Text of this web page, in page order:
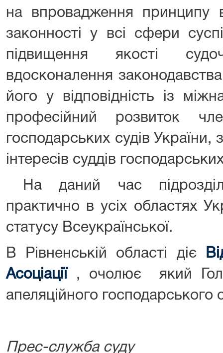
на впровадження принципу
законності у всі сфери
підвищення якості
вдосконалення
його у відповідність із
професійний розвиток
господарських судів України,
інтересів суддів
На даний час
практично в усіх областях
статусу Всеукраїнської.
В Рівненській області діє
Асоціації
, очолює який
апеляційного
Прес-служба суду